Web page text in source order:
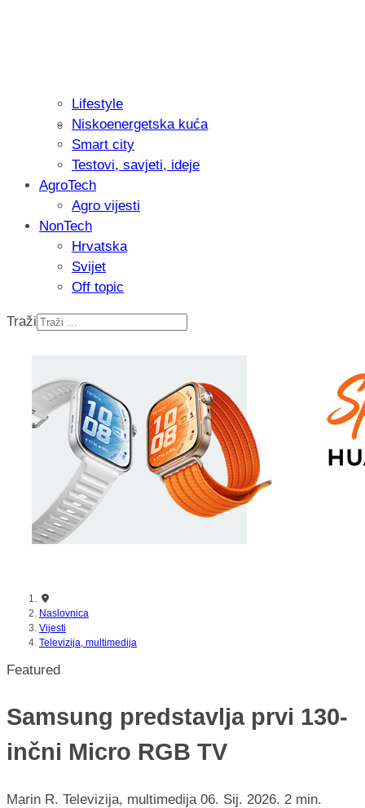
Isprobali smo: Thermostar
Lifestyle
Niskoenergetska kuća
Smart city
Testovi, savjeti, ideje
AgroTech
Agro vijesti
NonTech
Hrvatska
Svijet
Off topic
Traži
Naslovnica
Vijesti
Televizija, multimedija
Featured
Samsung predstavlja prvi 130-
inčni Micro RGB TV
Marin R. Televizija, multimedija 06. Sij. 2026. 2 min.